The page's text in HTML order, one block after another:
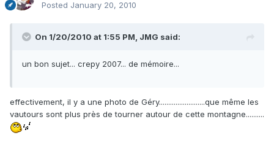
Posted January 20, 2010
On 1/20/2010 at 1:55 PM, JMG said:
un bon sujet... crepy 2007... de mémoire...
effectivement, il y a une photo de Géry.........................que même les
vautours sont plus près de tourner autour de cette montagne..........